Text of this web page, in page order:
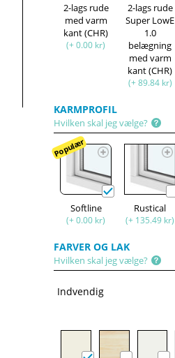
2-lags rude
med varm
kant (CHR)
(+ 0.00 kr)
2-lags rude
Super LowE
1.0
belægning
med varm
kant (CHR)
(+ 89.84 kr)
KARMPROFIL
Hvilken skal jeg vælge?
Populær
Softline
(+ 0.00 kr)
Rustical
(+ 135.49 kr)
FARVER OG LAK
Hvilken skal jeg vælge?
Indvendig